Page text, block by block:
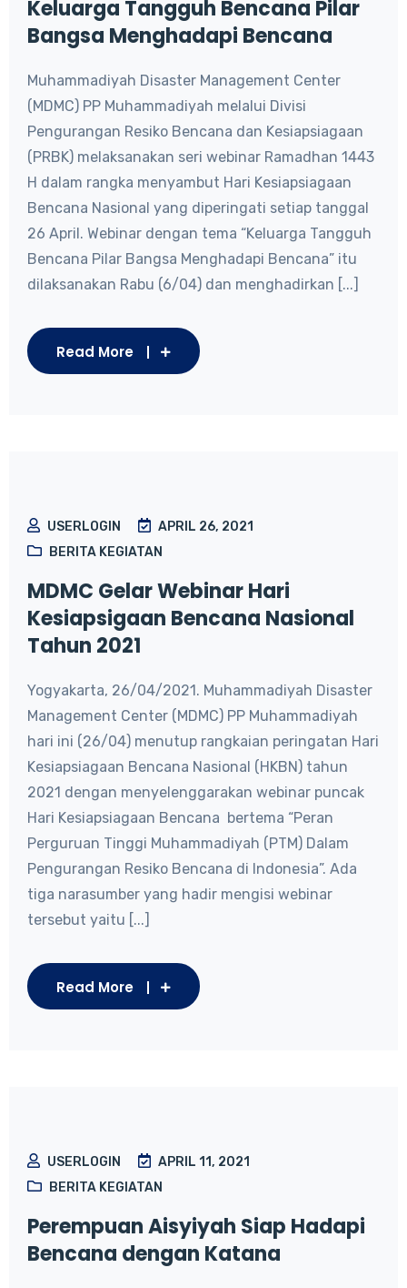
Keluarga Tangguh Bencana Pilar
Bangsa Menghadapi Bencana
Muhammadiyah Disaster Management Center
(MDMC) PP Muhammadiyah melalui Divisi
Pengurangan Resiko Bencana dan Kesiapsiagaan
(PRBK) melaksanakan seri webinar Ramadhan 1443
H dalam rangka menyambut Hari Kesiapsiagaan
Bencana Nasional yang diperingati setiap tanggal
26 April. Webinar dengan tema “Keluarga Tangguh
Bencana Pilar Bangsa Menghadapi Bencana” itu
dilaksanakan Rabu (6/04) dan menghadirkan [...]
Read More
USERLOGIN
APRIL 26, 2021
BERITA KEGIATAN
MDMC Gelar Webinar Hari
Kesiapsigaan Bencana Nasional
Tahun 2021
Yogyakarta, 26/04/2021. Muhammadiyah Disaster
Management Center (MDMC) PP Muhammadiyah
hari ini (26/04) menutup rangkaian peringatan Hari
Kesiapsiagaan Bencana Nasional (HKBN) tahun
2021 dengan menyelenggarakan webinar puncak
Hari Kesiapsiagaan Bencana bertema “Peran
Perguruan Tinggi Muhammadiyah (PTM) Dalam
Pengurangan Resiko Bencana di Indonesia”. Ada
tiga narasumber yang hadir mengisi webinar
tersebut yaitu [...]
Read More
USERLOGIN
APRIL 11, 2021
BERITA KEGIATAN
Perempuan Aisyiyah Siap Hadapi
Bencana dengan Katana